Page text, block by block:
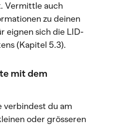
Vermittle auch
zu deinen
eignen sich die LID-
(Kapitel 5.3).
mit dem
verbindest du am
oder grösseren